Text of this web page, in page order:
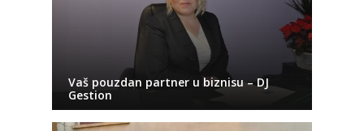
Vaš pouzdan partner u biznisu – DJ
Gestion